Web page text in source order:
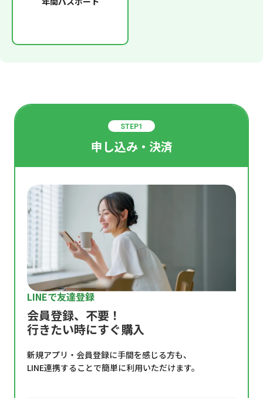
STEP1
申し込み・決済
LINEで友達登録
会員登録、不要！
行きたい時にすぐ購入
新規アプリ・会員登録に手間を感じる方も、
LINE連携することで簡単に利用いただけます。